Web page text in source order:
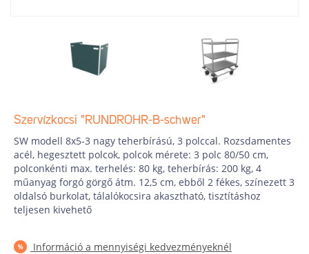
Szervízkocsi "RUNDROHR-B-schwer"
SW modell 8x5-3 nagy teherbírású, 3 polccal. Rozsdamentes
acél, hegesztett polcok, polcok mérete: 3 polc 80/50 cm,
polconkénti max. terhelés: 80 kg, teherbírás: 200 kg, 4
műanyag forgó görgő átm. 12,5 cm, ebből 2 fékes, színezett 3
oldalsó burkolat, tálalókocsira akasztható, tisztításhoz
teljesen kivehető
Információ a mennyiségi kedvezményeknél